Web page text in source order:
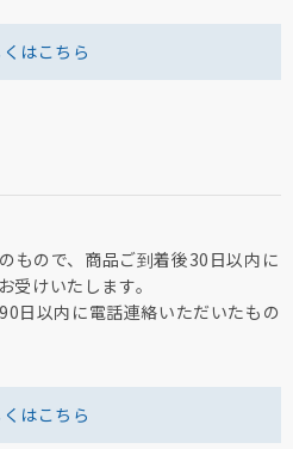
はこちら
もので、商品ご到着後30日以内に
受けいたします。
日以内に電話連絡いただいたもの
はこちら